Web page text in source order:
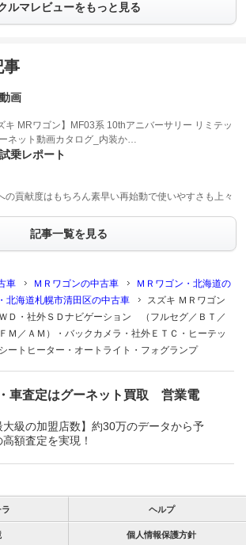
ルマレビューをもっと見る
事
画
キ MRワゴン】MF03系 10thアニバーサリー リミテッ
ネット動画カタログ_内装か…
乗レポート
の貢献度はもちろん素早い再始動で使いやすさも上々
記事一覧を見る
車 ＭＲワゴンの中古車
ＭＲワゴン・北海道の
北海道札幌市清田区の中古車
スズキ ＭＲワゴン
Ｄ・社外ＳＤナビゲーション （フルセグ／ＢＴ／
Ｍ／ＡＭ）・バックカメラ・社外ＥＴＣ・ヒーテッ
ートヒーター・オートライト・フォグランプ
車査定はグーネット買取 営業電
大級の加盟店数】約30万のデータから予
額査定を実現！
ヘルプ
個人情報保護方針